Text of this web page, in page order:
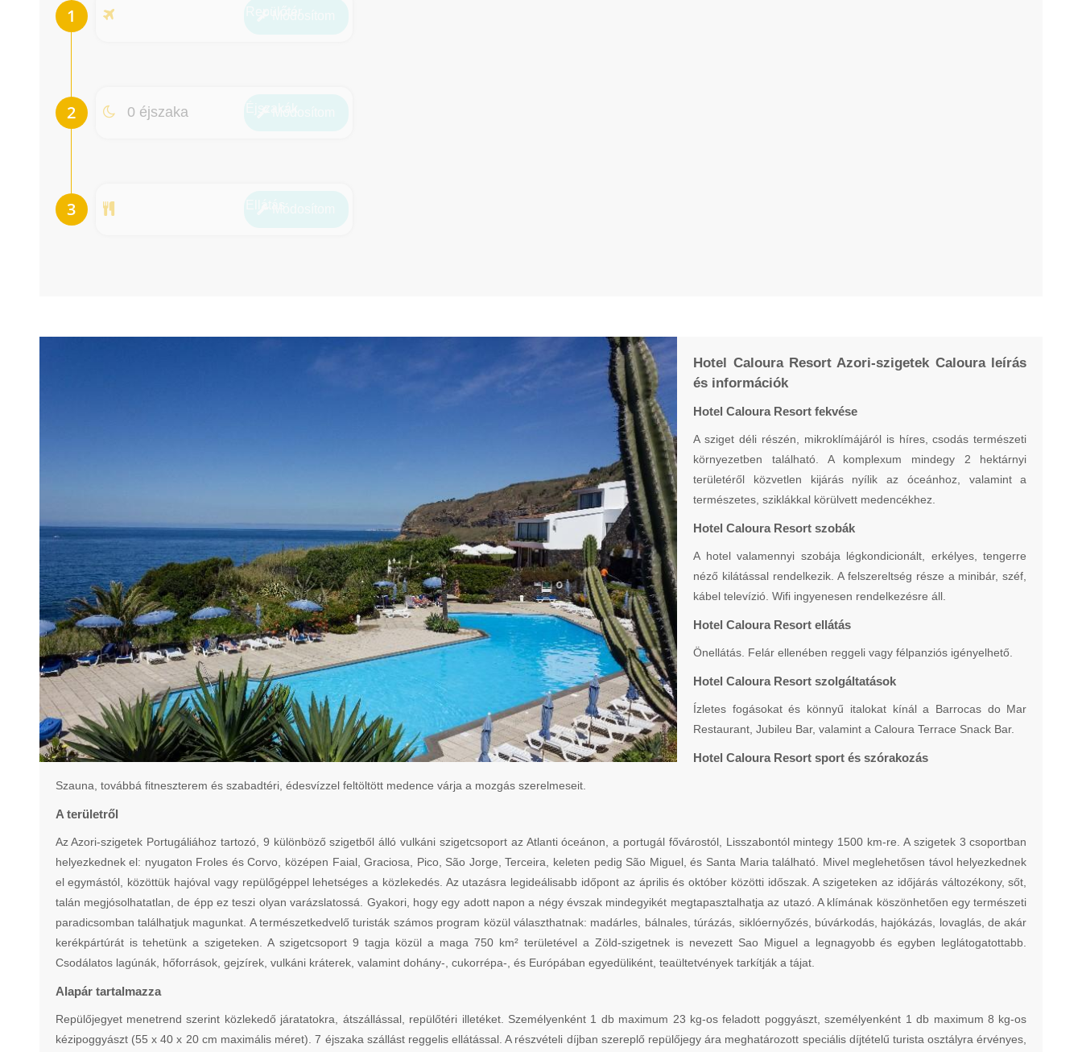
0 éjszaka
Hotel Caloura Resort Azori-szigetek Caloura leírás
és információk
Hotel Caloura Resort fekvése
A sziget déli részén, mikroklímájáról is híres, csodás természeti
környezetben található. A komplexum mindegy 2 hektárnyi
területéről közvetlen kijárás nyílik az óceánhoz, valamint a
természetes, sziklákkal körülvett medencékhez.
Hotel Caloura Resort szobák
A hotel valamennyi szobája légkondicionált, erkélyes, tengerre
néző kilátással rendelkezik. A felszereltség része a minibár, széf,
kábel televízió. Wifi ingyenesen rendelkezésre áll.
Hotel Caloura Resort ellátás
Önellátás. Felár ellenében reggeli vagy félpanziós igényelhető.
Hotel Caloura Resort szolgáltatások
Ízletes fogásokat és könnyű italokat kínál a Barrocas do Mar
Restaurant, Jubileu Bar, valamint a Caloura Terrace Snack Bar.
Hotel Caloura Resort sport és szórakozás
Szauna, továbbá fitneszterem és szabadtéri, édesvízzel feltöltött medence várja a mozgás szerelmeseit.
A területről
Az Azori-szigetek Portugáliához tartozó, 9 különböző szigetből álló vulkáni szigetcsoport az Atlanti óceánon, a portugál fővárostól, Lisszabontól mintegy 1500 km-re. A szigetek 3 csoportban
helyezkednek el: nyugaton Froles és Corvo, középen Faial, Graciosa, Pico, São Jorge, Terceira, keleten pedig São Miguel, és Santa Maria található. Mivel meglehetősen távol helyezkednek
el egymástól, közöttük hajóval vagy repülőgéppel lehetséges a közlekedés. Az utazásra legideálisabb időpont az április és október közötti időszak. A szigeteken az időjárás változékony, sőt,
talán megjósolhatatlan, de épp ez teszi olyan varázslatossá. Gyakori, hogy egy adott napon a négy évszak mindegyikét megtapasztalhatja az utazó. A klímának köszönhetően egy természeti
paradicsomban találhatjuk magunkat. A természetkedvelő turisták számos program közül választhatnak: madárles, bálnales, túrázás, siklóernyőzés, búvárkodás, hajókázás, lovaglás, de akár
kerékpártúrát is tehetünk a szigeteken. A szigetcsoport 9 tagja közül a maga 750 km² területével a Zöld-szigetnek is nevezett Sao Miguel a legnagyobb és egyben leglátogatottabb.
Csodálatos lagúnák, hőforrások, gejzírek, vulkáni kráterek, valamint dohány-, cukorrépa-, és Európában egyedüliként, teaültetvények tarkítják a tájat.
Alapár tartalmazza
Repülőjegyet menetrend szerint közlekedő járatatokra, átszállással, repülőtéri illetéket. Személyenként 1 db maximum 23 kg-os feladott poggyászt, személyenként 1 db maximum 8 kg-os
kézipoggyászt (55 x 40 x 20 cm maximális méret). 7 éjszaka szállást reggelis ellátással. A részvételi díjban szereplő repülőjegy ára meghatározott speciális díjtételű turista osztályra érvényes,